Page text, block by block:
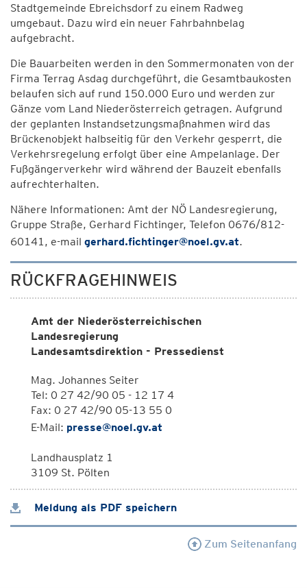
Stadtgemeinde Ebreichsdorf zu einem Radweg
umgebaut. Dazu wird ein neuer Fahrbahnbelag
aufgebracht.
Die Bauarbeiten werden in den Sommermonaten von der
Firma Terrag Asdag durchgeführt, die Gesamtbaukosten
belaufen sich auf rund 150.000 Euro und werden zur
Gänze vom Land Niederösterreich getragen. Aufgrund
der geplanten Instandsetzungsmaßnahmen wird das
Brückenobjekt halbseitig für den Verkehr gesperrt, die
Verkehrsregelung erfolgt über eine Ampelanlage. Der
Fußgängerverkehr wird während der Bauzeit ebenfalls
aufrechterhalten.
Nähere Informationen: Amt der NÖ Landesregierung,
Gruppe Straße, Gerhard Fichtinger, Telefon 0676/812-
60141, e-mail gerhard.fichtinger@noel.gv.at.
RÜCKFRAGEHINWEIS
Amt der Niederösterreichischen
Landesregierung
Landesamtsdirektion - Pressedienst
Mag. Johannes Seiter
Tel: 0 27 42/90 05 - 12 17 4
Fax: 0 27 42/90 05-13 55 0
E-Mail: presse@noel.gv.at
Landhausplatz 1
3109 St. Pölten
Meldung als PDF speichern
Zum Seitenanfang